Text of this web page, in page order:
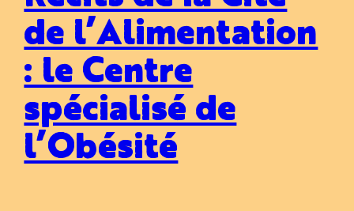
de l’Alimentation
: le Centre
spécialisé de
l’Obésité